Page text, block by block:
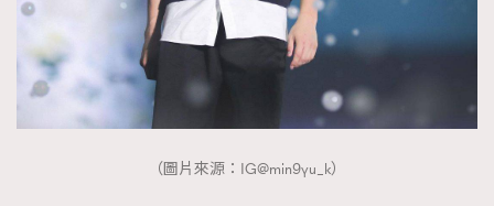
（圖片來源：IG@min9yu_k）